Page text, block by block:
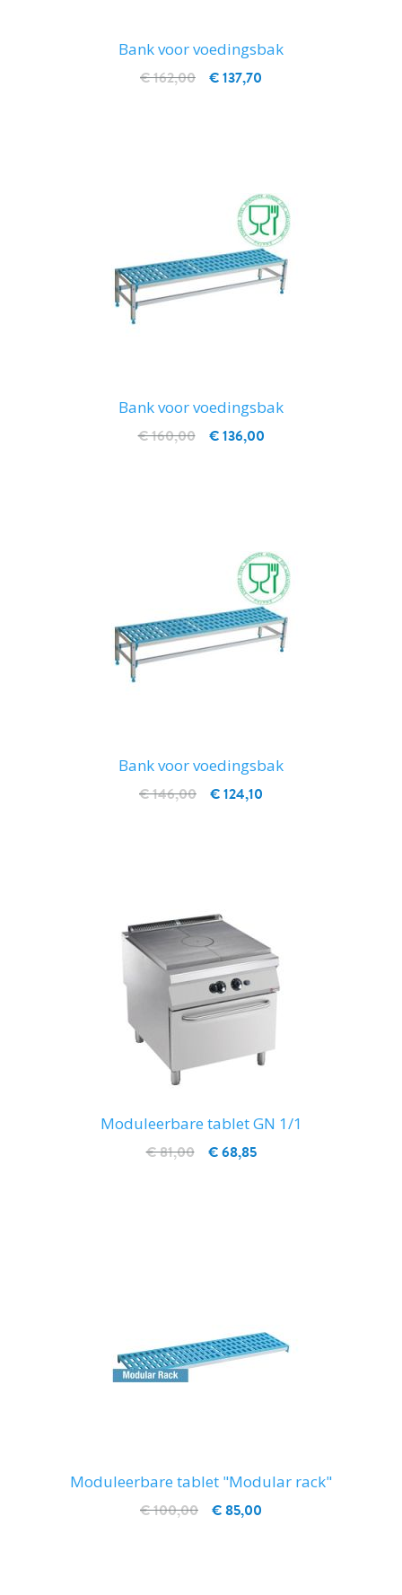
Bank voor voedingsbak
€ 137,70
€ 162,00
Bank voor voedingsbak
€ 136,00
€ 160,00
Bank voor voedingsbak
€ 124,10
€ 146,00
Moduleerbare tablet GN 1/1
€ 68,85
€ 81,00
Moduleerbare tablet "Modular rack"
€ 85,00
€ 100,00